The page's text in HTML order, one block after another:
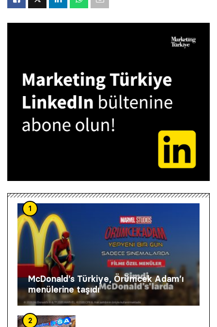
1
McDonald’s Türkiye, Örümcek Adam’ı
menülerine taşıdı
2